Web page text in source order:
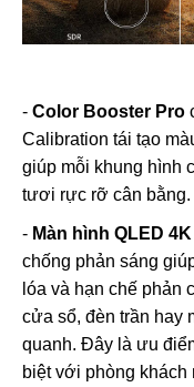
- Color Booster Pro
Calibration tái tạo
giúp mỗi khung hình
tươi rực rỡ cân bằng.
- Màn hình QLED 4K
chống phản sáng
lóa và hạn chế phản
cửa sổ, đèn trần hay
quanh. Đây là ưu
biệt với phòng